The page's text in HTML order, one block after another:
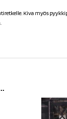
Kiva myös